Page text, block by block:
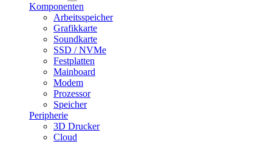
Komponenten
Arbeitsspeicher
Grafikkarte
Soundkarte
SSD / NVMe
Festplatten
Mainboard
Modem
Prozessor
Speicher
Peripherie
3D Drucker
Cloud